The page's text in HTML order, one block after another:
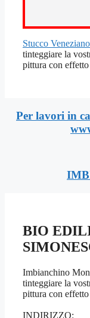
Stucco
tinteggiare la
pittura con
Per lavori in
BIO
Imbianchino
tinteggiare la
pittura con
INDIRIZZO: